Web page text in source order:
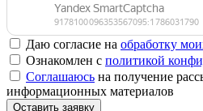
Даю согласие на обработку
Ознакомлен с политикой
Соглашаюсь на получение
информационных материалов
Оставить заявку